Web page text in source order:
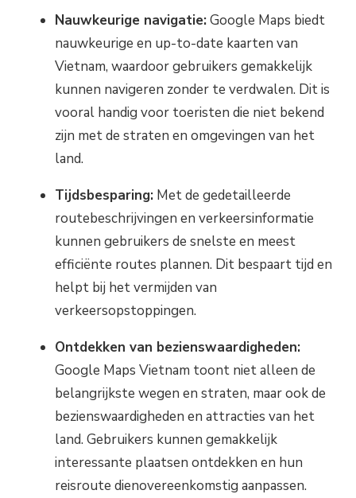
Nauwkeurige navigatie:Google Maps biedt
nauwkeurige en up-to-date kaarten van
Vietnam, waardoor gebruikers gemakkelijk
kunnen navigeren zonder te verdwalen. Dit is
vooral handig voor toeristen die niet bekend
zijn met de straten en omgevingen van het
land.
Tijdsbesparing: Met de gedetailleerde
routebeschrijvingen en verkeersinformatie
kunnen gebruikers de snelste en meest
efficiënte routes plannen. Dit bespaart tijd en
helpt bij het vermijden van
verkeersopstoppingen.
Ontdekken van bezienswaardigheden:
Google Maps Vietnam toont niet alleen de
belangrijkste wegen en straten, maar ook de
bezienswaardigheden en attracties van het
land. Gebruikers kunnen gemakkelijk
interessante plaatsen ontdekken en hun
reisroute dienovereenkomstig aanpassen.